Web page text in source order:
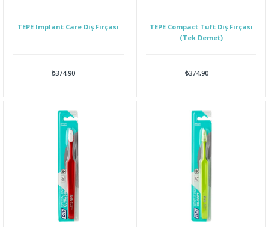
TEPE Implant Care Diş Fırçası
₺374,90
TEPE Compact Tuft Diş Fırçası
(Tek Demet)
₺374,90